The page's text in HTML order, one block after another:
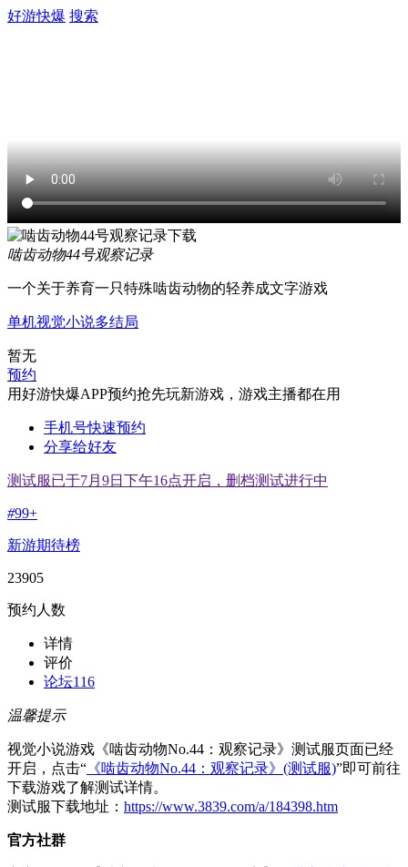
好游快爆 搜索
啮齿动物44号观察记录
一个关于养育一只特殊啮齿动物的轻养成文字游戏
单机视觉小说多结局
暂无
预约
用好游快爆APP预约抢先玩新游戏，游戏主播都在用
手机号快速预约
分享给好友
测试服已于7月9日下午16点开启，删档测试进行中
#99+
新游期待榜
23905
预约人数
详情
评价
论坛116
温馨提示
视觉小说游戏《啮齿动物No.44：观察记录》测试服页面已经
开启，点击“ 《啮齿动物No.44：观察记录》(测试服)”即可前往
下载游戏了解测试详情。
测试服下载地址： https://www.3839.com/a/184398.htm
官方社群